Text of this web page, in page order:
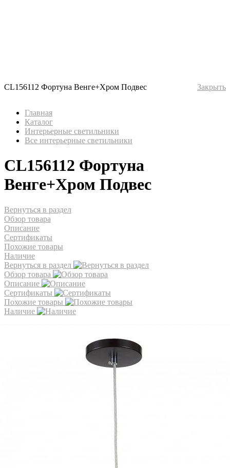
CL156112 Фортуна Венге+Хром Подвес Закрыть
Главная
Каталог
Интерьерные светильники
Все интерьерные светильники
CL156112 Фортуна
Венге+Хром Подвес
Вернуться в раздел
Обзор товара
Описание
Сертификаты
Похожие товары
Наличие
Вернуться в раздел
Обзор товара
Описание
Сертификаты
Похожие товары
Наличие